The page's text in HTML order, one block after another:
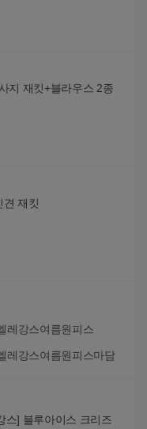
지 재킷+블라우스 2종
견 재킷
레강스여름원피스
레강스여름원피스마담
스] 블루아이스 크리즈